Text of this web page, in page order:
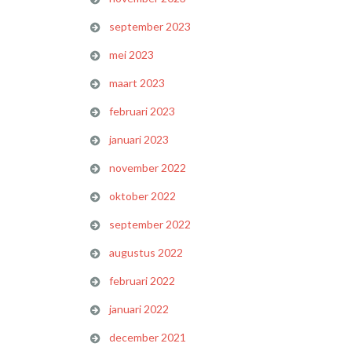
september 2023
mei 2023
maart 2023
februari 2023
januari 2023
november 2022
oktober 2022
september 2022
augustus 2022
februari 2022
januari 2022
december 2021